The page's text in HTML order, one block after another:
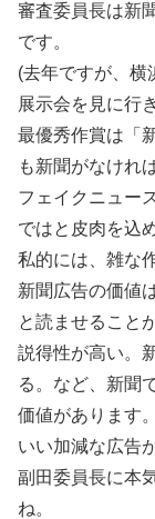
審査委員長は新
です。
(去年ですが、横
展示会を見に行
最優秀作賞は「
も新聞がなければ
フェイクニュー
ではと皮肉を込
私的には、雑な
新聞広告の価値
と読ませること
説得性が高い。
る。など、新聞
価値があります
いい加減な広告
副田委員長に本
ね。